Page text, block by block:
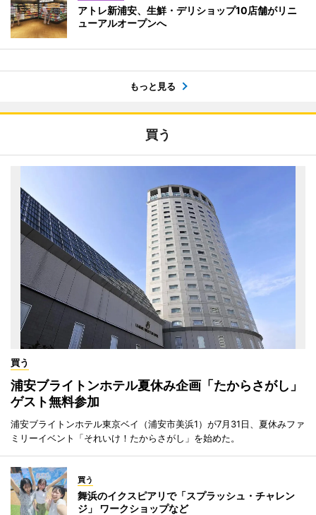
アトレ新浦安、生鮮・デリショップ10店舗がリニ
ューアルオープンへ
もっと見る
買う
買う
浦安ブライトンホテル夏休み企画「たからさがし」
ゲスト無料参加
浦安ブライトンホテル東京ベイ（浦安市美浜1）が7月31日、夏休みファ
ミリーイベント「それいけ！たからさがし」を始めた。
買う
舞浜のイクスピアリで「スプラッシュ・チャレン
ジ」 ワークショップなど